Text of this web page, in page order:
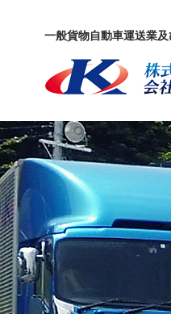
一般貨物自動車運送業